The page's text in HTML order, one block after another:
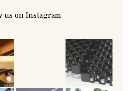
us on Instagram